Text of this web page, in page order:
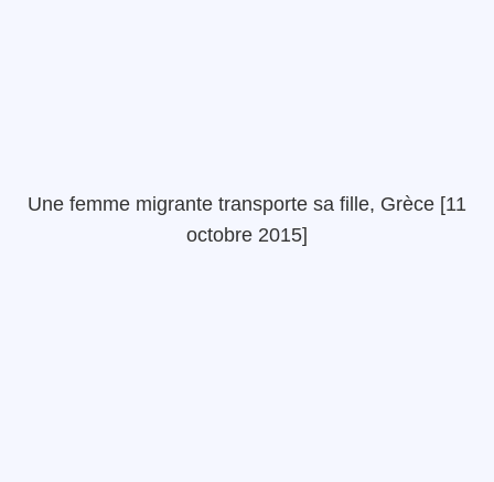
Une femme migrante transporte sa fille, Grèce [11
octobre 2015]